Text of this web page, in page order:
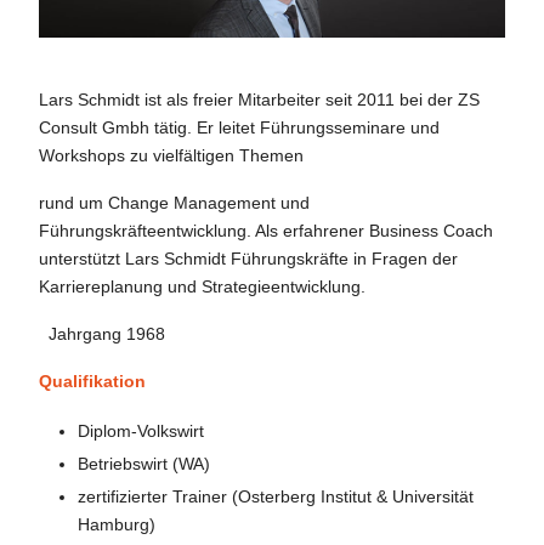
Lars Schmidt ist als freier Mitarbeiter seit 2011 bei der ZS
Consult Gmbh tätig. Er leitet Führungsseminare und
Workshops zu vielfältigen Themen
rund um Change Management und
Führungskräfteentwicklung. Als erfahrener Business Coach
unterstützt Lars Schmidt Führungskräfte in Fragen der
Karriereplanung und Strategieentwicklung.
Jahrgang 1968
Qualifikation
Diplom-Volkswirt
Betriebswirt (WA)
zertifizierter Trainer (Osterberg Institut & Universität
Hamburg)